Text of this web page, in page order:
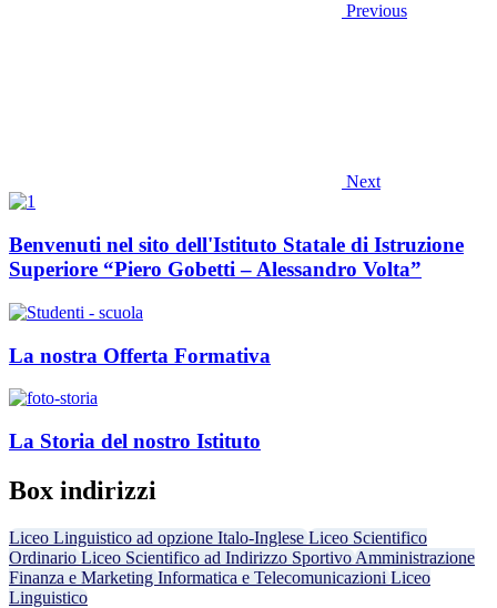
Previous
Next
Benvenuti nel sito dell'Istituto Statale di Istruzione
Superiore “Piero Gobetti – Alessandro Volta”
La nostra Offerta Formativa
La Storia del nostro Istituto
Box indirizzi
Liceo Linguistico ad opzione Italo-IngleseLiceo Scientifico
OrdinarioLiceo Scientifico ad Indirizzo SportivoAmministrazione
Finanza e MarketingInformatica e TelecomunicazioniLiceo
Linguistico